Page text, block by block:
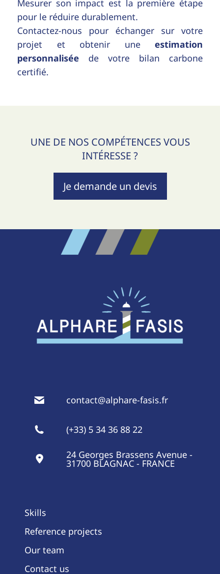
Mesurer son impact est la première étape
pour le réduire durablement.
Contactez-nous pour échanger sur votre
projet et obtenir une estimation
personnalisée de votre bilan carbone
certifié.
UNE DE NOS COMPÉTENCES VOUS
INTÉRESSE ?
Je demande un devis
contact@alphare-fasis.fr
(+33) 5 34 36 88 22
24 Georges Brassens Avenue -
31700 BLAGNAC - FRANCE
Skills
Reference projects
Our team
Contact us